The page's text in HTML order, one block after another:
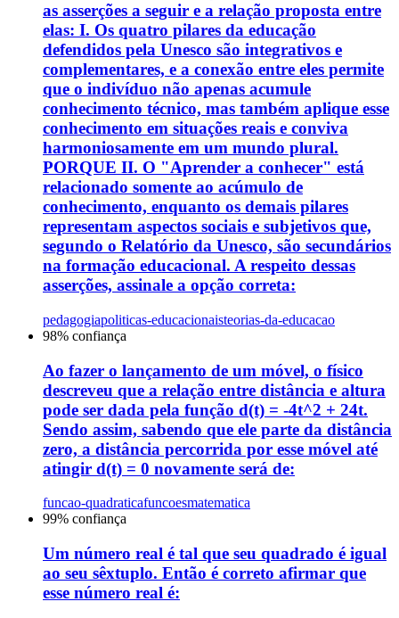
as asserções a seguir e a relação proposta entre
elas: I. Os quatro pilares da educação
defendidos pela Unesco são integrativos e
complementares, e a conexão entre eles permite
que o indivíduo não apenas acumule
conhecimento técnico, mas também aplique esse
conhecimento em situações reais e conviva
harmoniosamente em um mundo plural.
PORQUE II. O "Aprender a conhecer" está
relacionado somente ao acúmulo de
conhecimento, enquanto os demais pilares
representam aspectos sociais e subjetivos que,
segundo o Relatório da Unesco, são secundários
na formação educacional. A respeito dessas
asserções, assinale a opção correta:
pedagogiapoliticas-educacionaisteorias-da-educacao
98% confiança
Ao fazer o lançamento de um móvel, o físico
descreveu que a relação entre distância e altura
pode ser dada pela função d(t) = -4t^2 + 24t.
Sendo assim, sabendo que ele parte da distância
zero, a distância percorrida por esse móvel até
atingir d(t) = 0 novamente será de:
funcao-quadraticafuncoesmatematica
99% confiança
Um número real é tal que seu quadrado é igual
ao seu sêxtuplo. Então é correto afirmar que
esse número real é: